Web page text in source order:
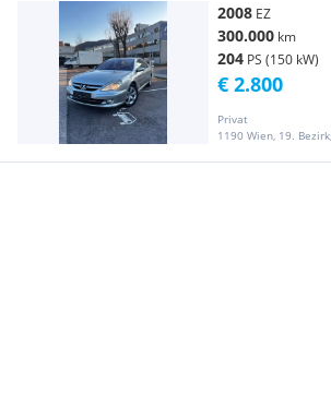
2008 EZ
300.000 km
204 PS (150 kW)
Privat
1190 Wien, 19.
€ 2.800